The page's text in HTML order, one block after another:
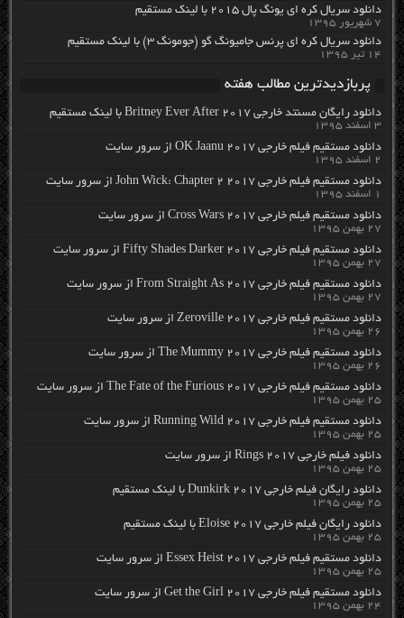
دانلود سریال کره ای یونگ پال ۲۰۱۵ با لینک مستقیم
۷ شهریور ۱۳۹۵
دانلود سریال کره ای پرنس جامیونگ گو (جومونگ ۳) با لینک مستقیم
۱۴ تیر ۱۳۹۵
پربازدیدترین مطالب هفته
دانلود رایگان مسنتد خارجی Britney Ever After 2017 با لینک مستقیم
۳ اسفند ۱۳۹۵
دانلود مستقیم فیلم خارجی OK Jaanu 2017 از سرور سایت
۲ اسفند ۱۳۹۵
دانلود مستقیم فیلم خارجی John Wick: Chapter 2 2017 از سرور سایت
۱ اسفند ۱۳۹۵
دانلود مستقیم فیلم خارجی Cross Wars 2017 از سرور سایت
۲۷ بهمن ۱۳۹۵
دانلود مستقیم فیلم خارجی Fifty Shades Darker 2017 از سرور سایت
۲۷ بهمن ۱۳۹۵
دانلود مستقیم فیلم خارجی From Straight As 2017 از سرور سایت
۲۷ بهمن ۱۳۹۵
دانلود مستقیم فیلم خارجی Zeroville 2017 از سرور سایت
۲۶ بهمن ۱۳۹۵
دانلود مستقیم فیلم خارجی The Mummy 2017 از سرور سایت
۲۶ بهمن ۱۳۹۵
دانلود مستقیم فیلم خارجی The Fate of the Furious 2017 از سرور سایت
۲۵ بهمن ۱۳۹۵
دانلود مستقیم فیلم خارجی Running Wild 2017 از سرور سایت
۲۵ بهمن ۱۳۹۵
دانلود فیلم خارجی Rings 2017 از سرور سایت
۲۵ بهمن ۱۳۹۵
دانلود رایگان فیلم خارجی Dunkirk 2017 با لینک مستقیم
۲۵ بهمن ۱۳۹۵
دانلود رایگان فیلم خارجی Eloise 2017 با لینک مستقیم
۲۵ بهمن ۱۳۹۵
دانلود مستقیم فیلم خارجی Essex Heist 2017 از سرور سایت
۲۵ بهمن ۱۳۹۵
دانلود مستقیم فیلم خارجی Get the Girl 2017 از سرور سایت
۲۴ بهمن ۱۳۹۵